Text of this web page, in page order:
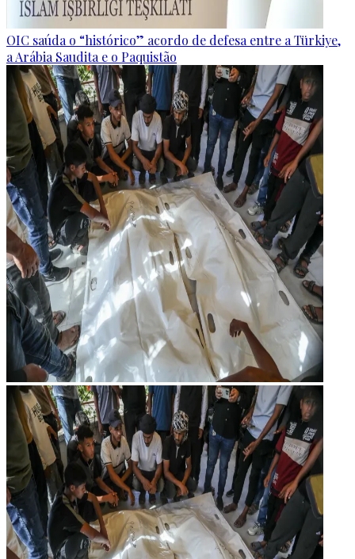
OIC saúda o “histórico” acordo de defesa entre a Türkiye,
a Arábia Saudita e o Paquistão